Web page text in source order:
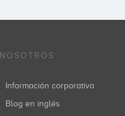
NOSOTROS
Información corporativa
Blog en inglés